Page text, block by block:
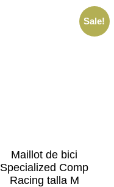
Sale!
Maillot de bici
Specialized Comp
Racing talla M